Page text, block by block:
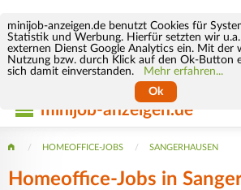
minijob-anzeigen.de benutzt Cookies für
Statistik und Werbung. Hierfür setzten wir
externen Dienst Google Analytics ein. Mit der
Nutzung bzw. durch Klick auf den Ok-Button
sich damit einverstanden.
Mehr erfahren...
Ok
minijob-anzeigen.de
HOMEOFFICE-JOBS SANGERHAUSEN
Homeoffice-Jobs in